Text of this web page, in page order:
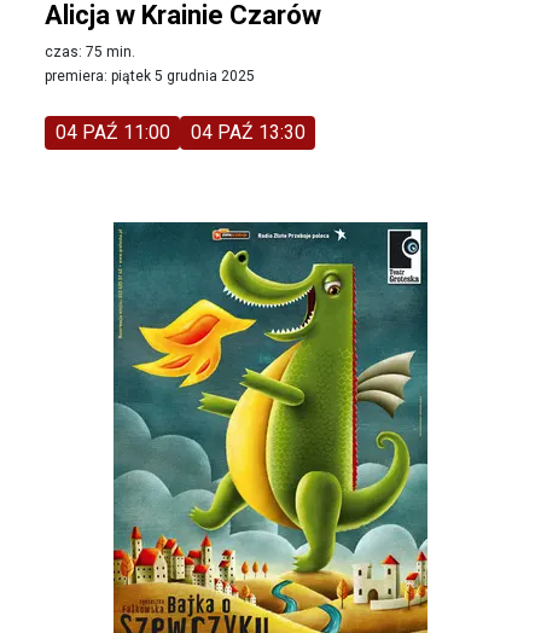
Alicja w Krainie Czarów
czas: 75 min.
premiera: piątek 5 grudnia 2025
04 PAŹ 11:00 04 PAŹ 13:30